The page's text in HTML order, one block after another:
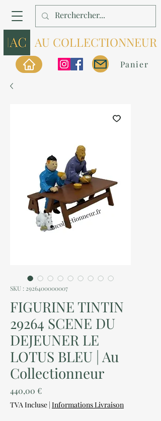
AU COLLECTIONNEUR
Panier
SKU : 2926400000007
FIGURINE TINTIN
29264 SCENE DU
DEJEUNER LE
LOTUS BLEU | Au
Collectionneur
440,00 €Prix
TVA Incluse | Informations Livraison